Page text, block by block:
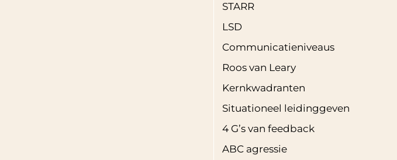
STARR
LSD
Communicatieniveaus
Roos van Leary
Kernkwadranten
Situationeel leidinggeven
4 G’s van feedback
ABC agressie